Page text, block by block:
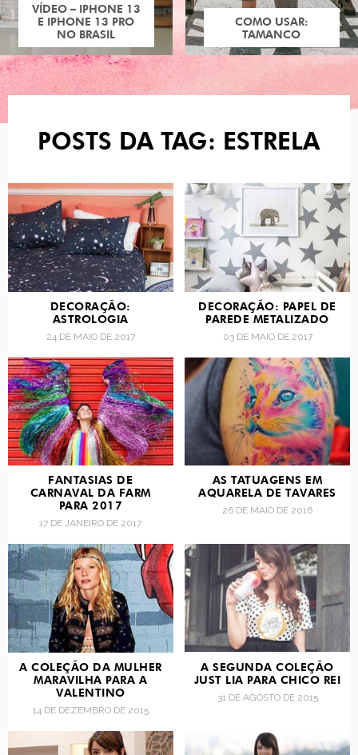
VÍDEO – IPHONE 13
E IPHONE 13 PRO
NO BRASIL
COMO USAR:
TAMANCO
POSTS DA TAG: ESTRELA
DECORAÇÃO:
ASTROLOGIA
24 DE MAIO DE 2017
DECORAÇÃO: PAPEL DE
PAREDE METALIZADO
03 DE MAIO DE 2017
FANTASIAS DE
CARNAVAL DA FARM
PARA 2017
17 DE JANEIRO DE 2017
AS TATUAGENS EM
AQUARELA DE TAVARES
26 DE MAIO DE 2016
A COLEÇÃO DA MULHER
MARAVILHA PARA A
VALENTINO
14 DE DEZEMBRO DE 2015
A SEGUNDA COLEÇÃO
JUST LIA PARA CHICO REI
31 DE AGOSTO DE 2015